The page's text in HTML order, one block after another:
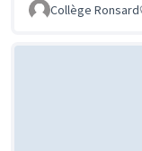
Collège Ronsard